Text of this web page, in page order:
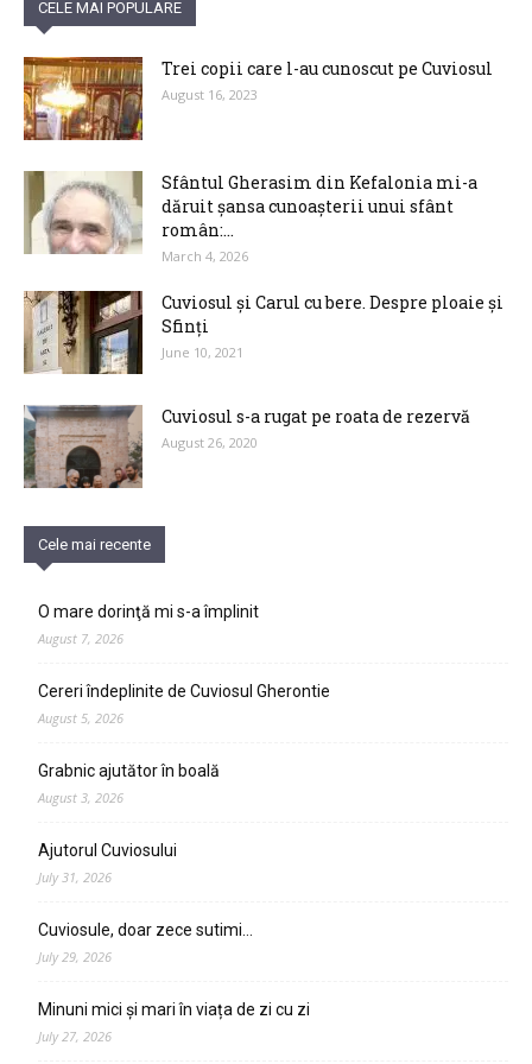
CELE MAI POPULARE
Trei copii care l-au cunoscut pe Cuviosul
August 16, 2023
Sfântul Gherasim din Kefalonia mi-a
dăruit șansa cunoașterii unui sfânt
român:...
March 4, 2026
Cuviosul și Carul cu bere. Despre ploaie și
Sfinți
June 10, 2021
Cuviosul s-a rugat pe roata de rezervă
August 26, 2020
Cele mai recente
O mare dorinţă mi s-a împlinit
August 7, 2026
Cereri îndeplinite de Cuviosul Gherontie
August 5, 2026
Grabnic ajutător în boală
August 3, 2026
Ajutorul Cuviosului
July 31, 2026
Cuviosule, doar zece sutimi…
July 29, 2026
Minuni mici și mari în viața de zi cu zi
July 27, 2026